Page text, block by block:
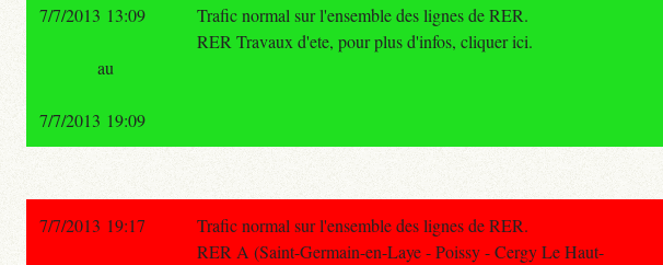
7/7/2013 13:09
Trafic normal sur l'ensemble des lignes de RER.
RER Travaux d'ete, pour plus d'infos, cliquer ici.
au
7/7/2013 19:09
7/7/2013 19:17
Trafic normal sur l'ensemble des lignes de RER.
RER A (Saint-Germain-en-Laye - Poissy - Cergy Le Haut-